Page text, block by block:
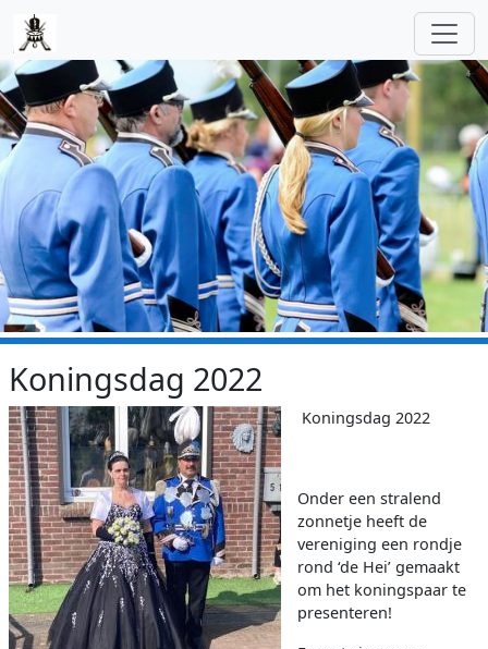
Skip to main content
Koningsdag 2022
Koningsdag 2022
Onder een stralend
zonnetje heeft de
vereniging een rondje
rond ‘de Hei’ gemaakt
om het koningspaar te
presenteren!